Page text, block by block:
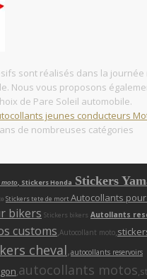
sont réalisés dans la journée
Nous vous proposons
de Pare Soleil automobile.
jeunes conducteurs
de nombreuses catégories
, Stickers Honda Stickers
Stickers tete de mortAutocollants
bikers Stickers bikers Autollants
customs,Autocollant moto,
cheval,autocollants reservoirs
,autocollants motos